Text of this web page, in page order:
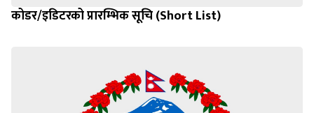
कोडर/इडिटरको प्रारम्भिक सूचि (Short List)